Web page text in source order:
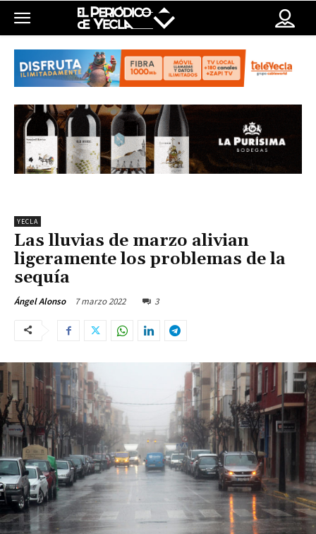
YECLA
Las lluvias de marzo alivian
ligeramente los problemas de la
sequía
Ángel Alonso 7 marzo 2022 3